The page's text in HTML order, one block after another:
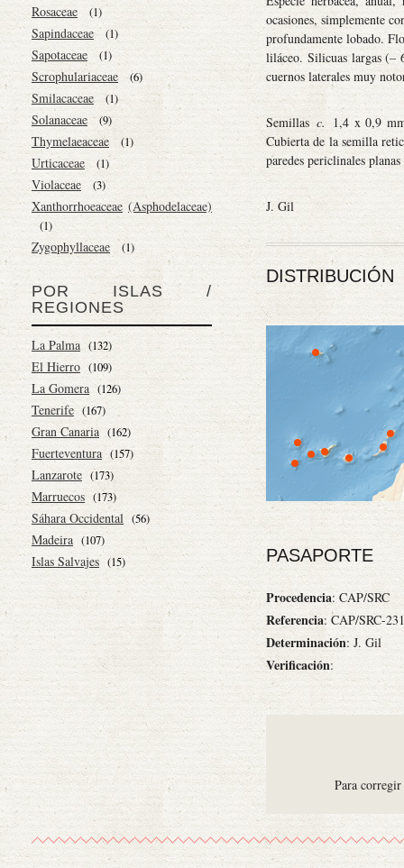
Rosaceae (1)
Sapindaceae (1)
Sapotaceae (1)
Scrophulariaceae (6)
Smilacaceae (1)
Solanaceae (9)
Thymelaeaceae (1)
Urticaceae (1)
Violaceae (3)
Xanthorrhoeaceae (Asphodelaceae)
(1)
Zygophyllaceae (1)
POR ISLAS /
REGIONES
La Palma (132)
El Hierro (109)
La Gomera (126)
Tenerife (167)
Gran Canaria (162)
Fuerteventura (157)
Lanzarote (173)
Marruecos (173)
Sáhara Occidental (56)
Madeira (107)
Islas Salvajes (15)
ocasiones, simplemente
profundamente lobado.
liláceo. Silicuas largas (–
cuernos laterales muy
Semillas c. 1,4 x 0,9
Cubierta de la semilla
paredes periclinales
J. Gil
DISTRIBUCIÓN
PASAPORTE
Procedencia: CAP/SRC
Referencia: CAP/SRC-231
Determinación: J. Gil
Verificación:
Para